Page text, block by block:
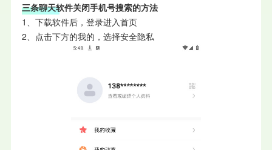
三条聊天软件关闭手机号搜索的方法
1、下载软件后，登录进入首页
2、点击下方的我的，选择安全隐私